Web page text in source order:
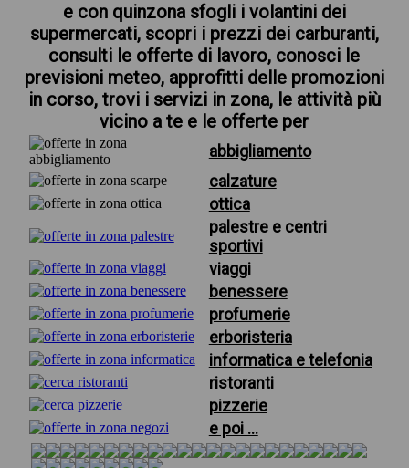
e con quinzona sfogli i volantini dei
supermercati, scopri i prezzi dei carburanti,
consulti le offerte di lavoro, conosci le
previsioni meteo, approfitti delle promozioni
in corso, trovi i servizi in zona, le attività più
vicino a te e le offerte per
abbigliamento
calzature
ottica
palestre e centri
sportivi
viaggi
benessere
profumerie
erboristeria
informatica e telefonia
ristoranti
pizzerie
e poi ...